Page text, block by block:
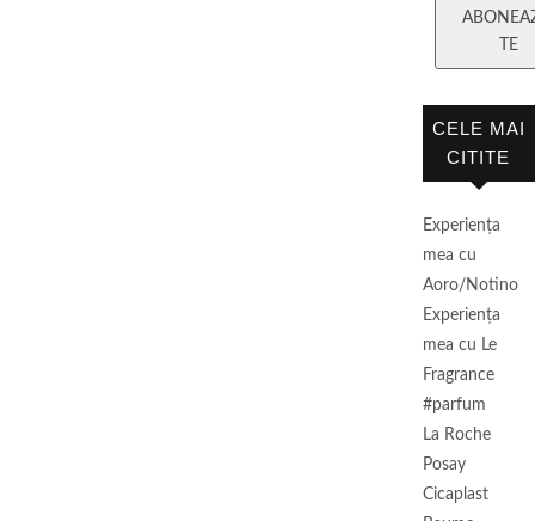
TE
CELE MAI
CITITE
Experienţa
mea cu
Aoro/Notino
Experienţa
mea cu Le
Fragrance
#parfum
La Roche
Posay
Cicaplast